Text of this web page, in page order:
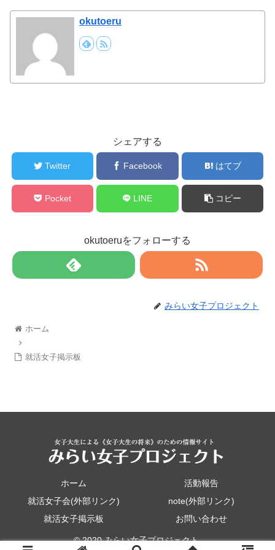
okutoeru
シェアする
Twitter Facebook はてブ
Pocket LINE コピー
okutoeruをフォローする
みらい女子プロジェクト
ホーム
就活女子掲示板
ホーム
活動報告
就活女子会(外部リンク)
note(外部リンク)
就活女子掲示板
お問い合わせ
© 2020 みらい女子プロジェクト.